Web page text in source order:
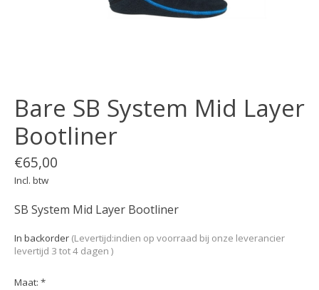
Bare SB System Mid Layer
Bootliner
€65,00
Incl. btw
SB System Mid Layer Bootliner
In backorder (Levertijd:indien op voorraad bij onze leverancier
levertijd 3 tot 4 dagen )
Maat: *